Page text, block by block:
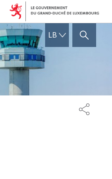
LB SHOW HIDE SEARCH